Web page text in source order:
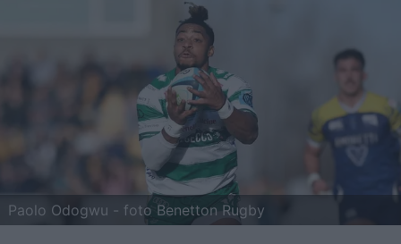
6 Nazioni
United Rugby Championship
Premiership
Champions Cup
Paolo Odogwu - foto Benetton Rugby